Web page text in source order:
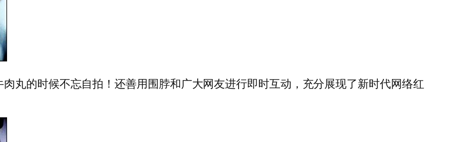
丸的时候不忘自拍！还善用围脖和广大网友进行即时互动，充分展现了新时代网络红